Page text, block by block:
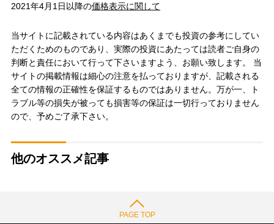
2021年4月1日以降の価格表示に関して
当サイトに記載されている内容はあくまでも投資の参考にしてい
ただくためのものであり、実際の投資にあたっては読者ご自身の
判断と責任において行って下さいますよう、お願い致します。 当
サイトの掲載情報は細心の注意を払っておりますが、記載される
全ての情報の正確性を保証するものではありません。万が一、ト
ラブル等の損失が被っても損害等の保証は一切行っておりません
ので、予めご了承下さい。
他のオススメ記事
PAGE TOP